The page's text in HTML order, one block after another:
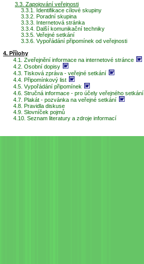
3.3. Zapojování veřejnosti
3.3.1. Identifikace cílové skupiny
3.3.2. Poradní skupina
3.3.3. Internetová stránka
3.3.4. Další komunikační techniky
3.3.5. Veřejné setkání
3.3.6. Vypořádání připomínek od veřejnosti
4. Přílohy
4.1. Zveřejnění informace na internetové stránce
4.2. Osobní dopisy
4.3. Tisková zpráva - veřejné setkání
4.4. Připomínkový list
4.5. Vypořádání připomínek
4.6. Stručná informace - pro účely veřejného setkání
4.7. Plakát - pozvánka na veřejné setkání
4.8. Pravidla diskuse
4.9. Slovníček pojmů
4.10. Seznam literatury a zdroje informací